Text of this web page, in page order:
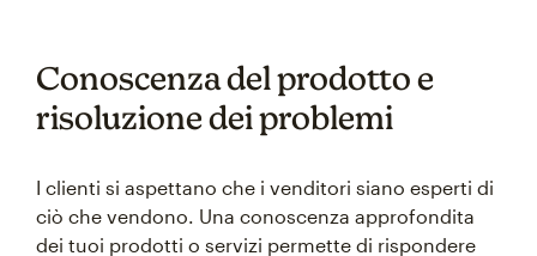
Conoscenza del prodotto e
risoluzione dei problemi
I clienti si aspettano che i venditori siano esperti di
ciò che vendono. Una conoscenza approfondita
dei tuoi prodotti o servizi permette di rispondere